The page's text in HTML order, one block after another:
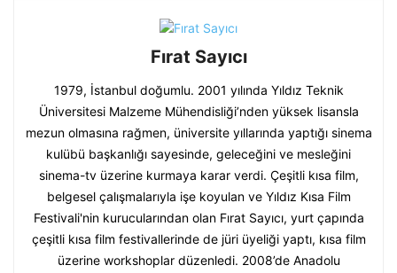
Fırat Sayıcı
1979, İstanbul doğumlu. 2001 yılında Yıldız Teknik
Üniversitesi Malzeme Mühendisliği’nden yüksek lisansla
mezun olmasına rağmen, üniversite yıllarında yaptığı sinema
kulübü başkanlığı sayesinde, geleceğini ve mesleğini
sinema-tv üzerine kurmaya karar verdi. Çeşitli kısa film,
belgesel çalışmalarıyla işe koyulan ve Yıldız Kısa Film
Festivali'nin kurucularından olan Fırat Sayıcı, yurt çapında
çeşitli kısa film festivallerinde de jüri üyeliği yaptı, kısa film
üzerine workshoplar düzenledi. 2008’de Anadolu